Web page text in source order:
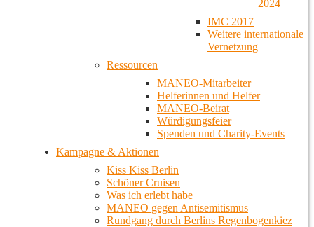
2024
IMC 2017
Weitere internationale
Vernetzung
Ressourcen
MANEO-Mitarbeiter
Helferinnen und Helfer
MANEO-Beirat
Würdigungsfeier
Spenden und Charity-Events
Kampagne & Aktionen
Kiss Kiss Berlin
Schöner Cruisen
Was ich erlebt habe
MANEO gegen Antisemitismus
Rundgang durch Berlins Regenbogenkiez